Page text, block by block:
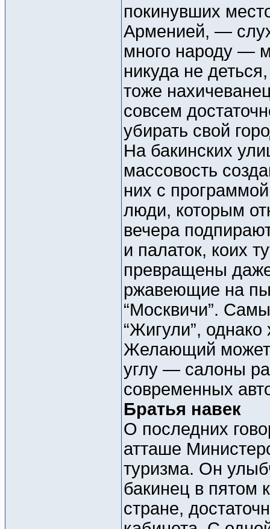
покинувших
Арменией, — слух
много народу —
никуда не
тоже
совсем
убирать свой
На бакинских
массовость
них с
люди, которым
вечера
и палаток, коих
превращены
ржавеющие на
“Москвичи”.
“Жигули”,
Желающий может
углу — салоны
современных
Братья навек
О последних
атташе
туризма. Он
бакинец в пятом
стране,